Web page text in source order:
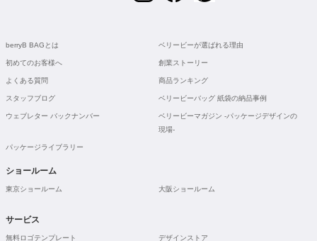
berryB BAGとは ベリービーが選ばれる理由
初めてのお客様へ 創業ストーリー
よくある質問 商品ランキング
スタッフブログ ベリービーバッグ 紙袋の納品事例
ウェブレター バックナンバー
ベリービーマガジン -パッケージデザインの
現場-
パッケージライブラリー
ショールーム
東京ショールーム 大阪ショールーム
サービス
無料ロゴテンプレート デザインストア